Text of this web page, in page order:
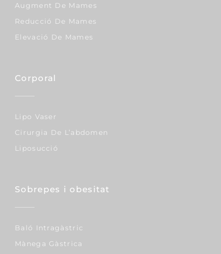
Augment De Mames
Reducció De Mames
Elevació De Mames
Corporal
Lipo Vaser
Cirurgia De L’abdomen
Liposucció
Sobrepes i obesitat
Baló Intragàstric
Mànega Gàstrica